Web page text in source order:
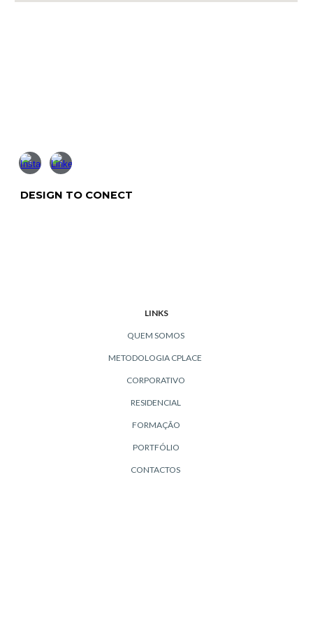
DESIGN TO CONECT
LINKS
QUEM SOMOS
METODOLOGIA CPLACE
CORPORATIVO
RESIDENCIAL
FORMAÇÃO
PORTFÓLIO
CONTACTOS